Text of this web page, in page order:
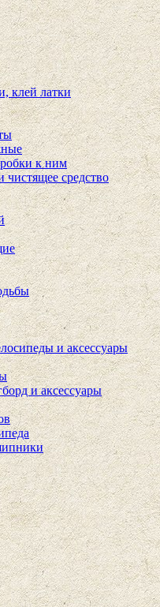
клей латки
к ним
чистящее средство
и аксессуары
и аксессуары